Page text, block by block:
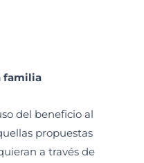
familia
del beneficio al
propuestas
a través de